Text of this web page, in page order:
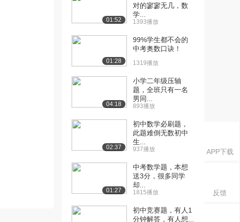
APP下载
反馈
01:52
对的寥寥无几，数
学...
1393播放
01:28
99%学生都不会的
中考奥数口诀！
1319播放
04:18
小学二年级压轴
题，全班只有一名
男同...
893播放
02:37
初中数学必刷题，
此题难倒无数初中
生...
937播放
01:27
中考数学题，本想
送3分，很多同学
却...
1815播放
初中竞赛题，有人1
分钟解答，有人想...